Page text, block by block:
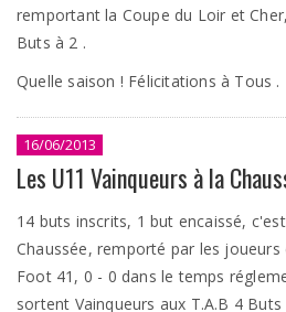
remportant la Coupe du Loir et
Buts à 2 .
Quelle saison ! Félicitations à Tous .
16/06/2013
Les U11 Vainqueurs à la
14 buts inscrits, 1 but encaissé,
Chaussée, remporté par les
Foot 41, 0 - 0 dans le temps
sortent Vainqueurs aux T.A.B 4